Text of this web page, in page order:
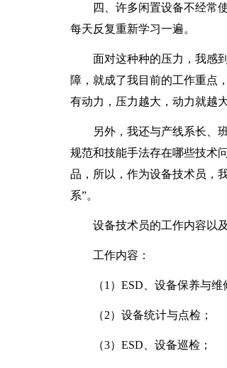
四、许多闲置设备不经常使
每天反复重新学习一遍。
面对这种种的压力，我感到
障，就成了我目前的工作重点
有动力，压力越大，动力就越
另外，我还与产线系长、班
规范和技能手法存在哪些技术
品，所以，作为设备技术员，
系”。
设备技术员的工作内容以
工作内容：
（1）ESD、设备保养与维
（2）设备统计与点检；
（3）ESD、设备巡检；